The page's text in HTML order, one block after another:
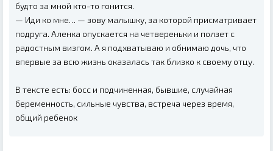
будто за мной кто-то гонится.
— Иди ко мне… — зову малышку, за которой присматривает
подруга. Аленка опускается на четвереньки и ползет с
радостным визгом. А я подхватываю и обнимаю дочь, что
впервые за всю жизнь оказалась так близко к своему отцу.
В тексте есть: босс и подчиненная, бывшие, случайная
беременность, сильные чувства, встреча через время,
общий ребенок